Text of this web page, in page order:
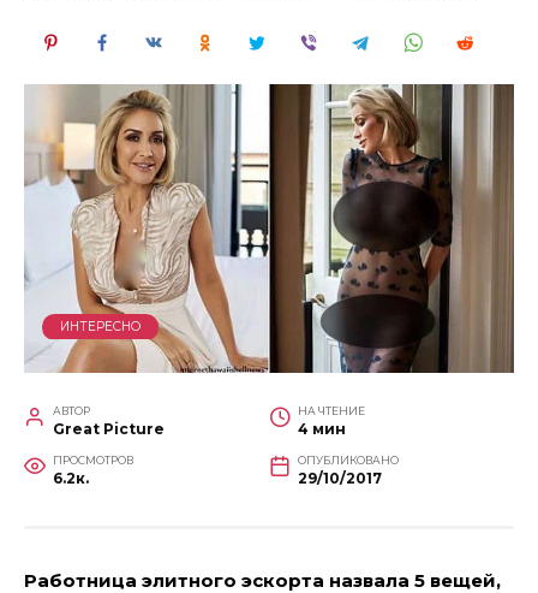
ИНТЕРЕСНО
АВТОР
Great Picture
НА ЧТЕНИЕ
4 мин
ПРОСМОТРОВ
6.2к.
ОПУБЛИКОВАНО
29/10/2017
Работница элитного эскорта назвала 5 вещей,